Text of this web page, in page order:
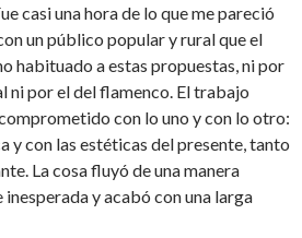
casi una hora de lo que me pareció
un público popular y rural que el
habituado a estas propuestas, ni por
ni por el del flamenco. El trabajo
con lo uno y con lo otro:
y con las estéticas del presente, tanto
La cosa fluyó de una manera
y acabó con una larga